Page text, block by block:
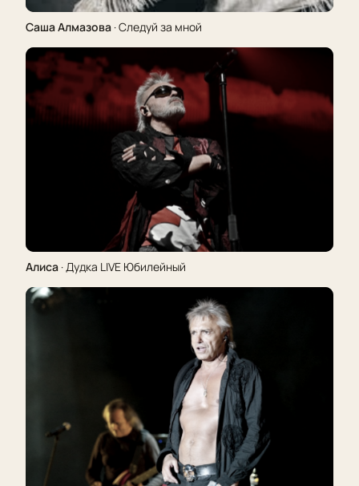
Саша Алмазова · Следуй за мной
Алиса · Дудка LIVE Юбилейный